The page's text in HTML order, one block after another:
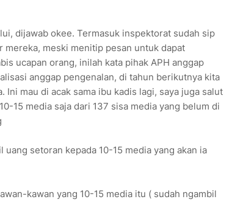
dijawab okee. Termasuk inspektorat sudah sip
mereka, meski menitip pesan untuk dapat
ucapan orang, inilah kata pihak APH anggap
anggap pengenalan, di tahun berikutnya kita
mau di acak sama ibu kadis lagi, saya juga salut
15 media saja dari 137 sisa media yang belum di
setoran kepada 10-15 media yang akan ia
kawan yang 10-15 media itu ( sudah ngambil